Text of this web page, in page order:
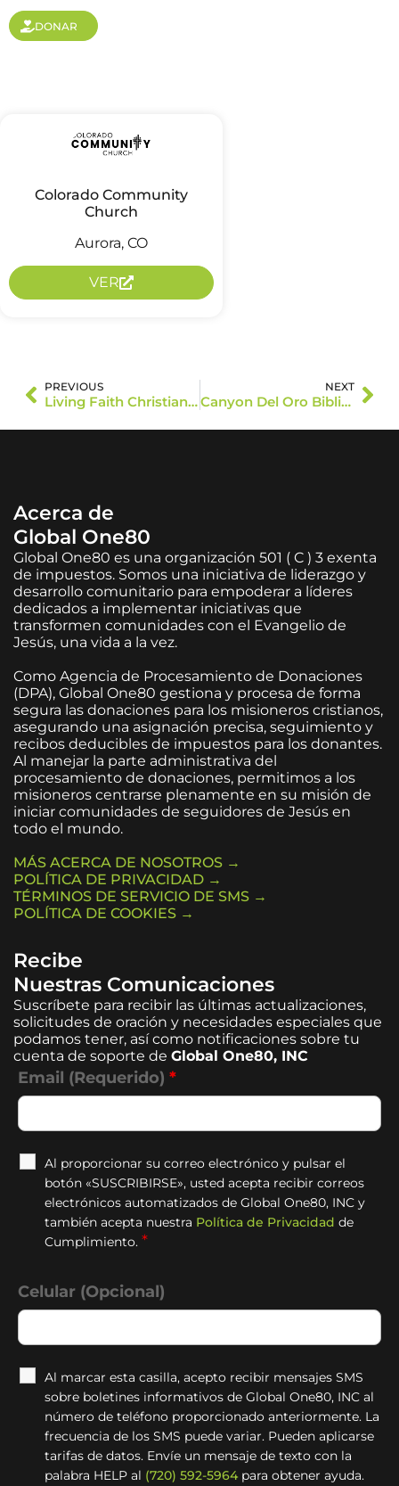
DONAR
Colorado Community
Church
Aurora, CO
VER
PREVIOUS
Living Faith Christian Church
NEXT
Canyon Del Oro Biblie Church
Acerca de
Global One80
Global One80 es una organización 501 ( C ) 3 exenta
de impuestos. Somos una iniciativa de liderazgo y
desarrollo comunitario para empoderar a líderes
dedicados a implementar iniciativas que
transformen comunidades con el Evangelio de
Jesús, una vida a la vez.
Como Agencia de Procesamiento de Donaciones
(DPA), Global One80 gestiona y procesa de forma
segura las donaciones para los misioneros cristianos,
asegurando una asignación precisa, seguimiento y
recibos deducibles de impuestos para los donantes.
Al manejar la parte administrativa del
procesamiento de donaciones, permitimos a los
misioneros centrarse plenamente en su misión de
iniciar comunidades de seguidores de Jesús en
todo el mundo.
MÁS ACERCA DE NOSOTROS →
POLÍTICA DE PRIVACIDAD →
TÉRMINOS DE SERVICIO DE SMS →
POLÍTICA DE COOKIES →
Recibe
Nuestras Comunicaciones
Suscríbete para recibir las últimas actualizaciones,
solicitudes de oración y necesidades especiales que
podamos tener, así como notificaciones sobre tu
cuenta de soporte de Global One80, INC
Email (Requerido) *
Al proporcionar su correo electrónico y pulsar el
botón «SUSCRIBIRSE», usted acepta recibir correos
electrónicos automatizados de Global One80, INC y
también acepta nuestra Política de Privacidad de
Cumplimiento. *
Celular (Opcional)
Al marcar esta casilla, acepto recibir mensajes SMS
sobre boletines informativos de Global One80, INC al
número de teléfono proporcionado anteriormente. La
frecuencia de los SMS puede variar. Pueden aplicarse
tarifas de datos. Envíe un mensaje de texto con la
palabra HELP al (720) 592-5964 para obtener ayuda.